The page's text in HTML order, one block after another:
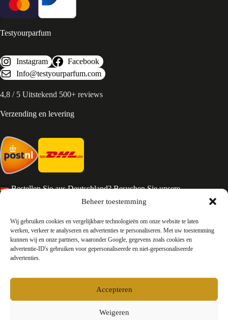
Beheer toestemming
Wij gebruiken cookies en vergelijkbare technologieën om onze website te laten
werken, verkeer te analyseren en advertenties te personaliseren. Met uw toestemming
kunnen wij en onze partners, waaronder Google, gegevens zoals cookies en
advertentie-ID's gebruiken voor gepersonaliseerde en niet-gepersonaliseerde
advertenties.
Accepteren
Weigeren
Testyourparfum
Instagram
Facebook
Info@testyourparfum.com
4,8 / 5 Uitstekend 500+ reviews
Verzending en levering
Bestellen Sie aus Deutschland? Besuchen Sie unsere
Services en Contact
Algemene voorwaarden
Retourneren
Privacy
Contact